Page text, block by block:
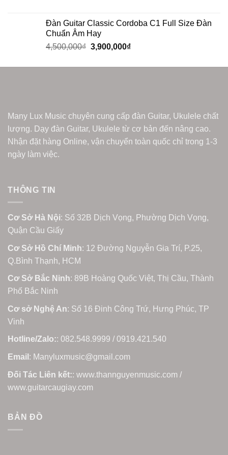
Đàn Guitar Classic Cordoba C1 Full Size Đàn
Chuẩn Âm Hay
4,500,000₫ 3,900,000₫
Many Lux Music chuyên cung cấp đàn Guitar, Ukulele chất
lượng. Dạy đàn Guitar, Ukulele từ cơ bản đến nâng cao.
Nhận đặt hàng Online, vận chuyển toàn quốc chỉ trong 1-3
ngày làm việc.
THÔNG TIN
Cơ Sở Hà Nội: Số 32B Dịch Vọng, Phường Dịch Vọng,
Quận Cầu Giấy
Cơ Sở Hồ Chí Minh: 12 Đường Nguyễn Gia Trí, P.25,
Q.Bình Thạnh, HCM
Cơ Sở Bắc Ninh: 89B Hoàng Quốc Việt, Thị Cầu, Thành
Phố Bắc Ninh
Cơ sở Nghệ An: Số 16 Đinh Công Trứ, Hưng Phúc, TP
Vinh
Hotline/Zalo:: 082.548.9999 / 0919.421.540
Email : Manyluxmusic@gmail.com
Đối Tác Liên kết:: www.thannguyenmusic.com /
www.guitarcaugiay.com
BẢN ĐỒ